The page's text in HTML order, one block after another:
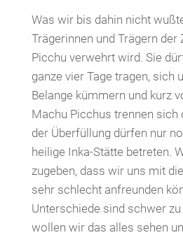
Was wir bis dahin nicht
Trägerinnen und Trägern der
Picchu verwehrt wird. Sie
ganze vier Tage tragen, sich
Belange kümmern und kurz
Machu Picchus trennen sich
der Überfüllung dürfen nur
heilige Inka-Stätte betreten.
zugeben, dass wir uns mit
sehr schlecht anfreunden
Unterschiede sind schwer
wollen wir das alles sehen